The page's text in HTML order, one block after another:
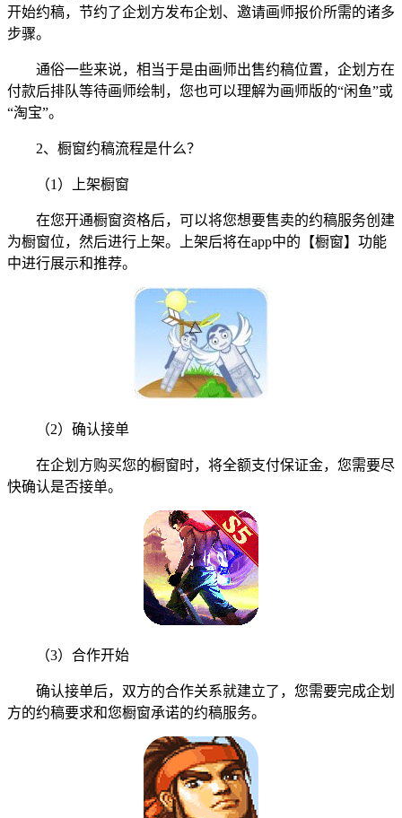
开始约稿，节约了企划方发布企划、邀请画师报价所需的诸多
步骤。
通俗一些来说，相当于是由画师出售约稿位置，企划方在
付款后排队等待画师绘制，您也可以理解为画师版的“闲鱼”或
“淘宝”。
2、橱窗约稿流程是什么？
（1）上架橱窗
在您开通橱窗资格后，可以将您想要售卖的约稿服务创建
为橱窗位，然后进行上架。上架后将在app中的【橱窗】功能
中进行展示和推荐。
（2）确认接单
在企划方购买您的橱窗时，将全额支付保证金，您需要尽
快确认是否接单。
（3）合作开始
确认接单后，双方的合作关系就建立了，您需要完成企划
方的约稿要求和您橱窗承诺的约稿服务。